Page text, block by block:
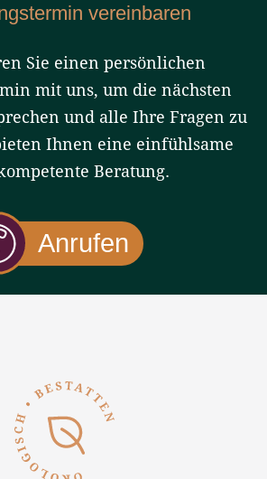
vereinbaren
Sie einen persönlichen
mit uns, um die nächsten
und alle Ihre Fragen zu
Ihnen eine einfühlsame
Beratung.
Anrufen